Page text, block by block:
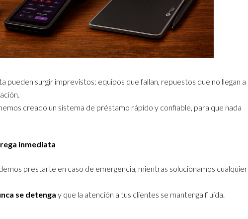
pueden surgir imprevistos: equipos que fallan, repuestos que no llegan a
creado un sistema de préstamo rápido y confiable, para que nada
inmediata
prestarte en caso de emergencia, mientras solucionamos cualquier
se detenga y que la atención a tus clientes se mantenga fluida.